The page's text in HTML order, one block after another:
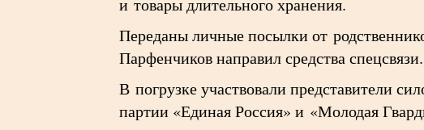
и товары длительного хранения.
Переданы личные посылки от
Парфенчиков направил средства
В погрузке участвовали представители
партии «Единая Россия» и «Молодая